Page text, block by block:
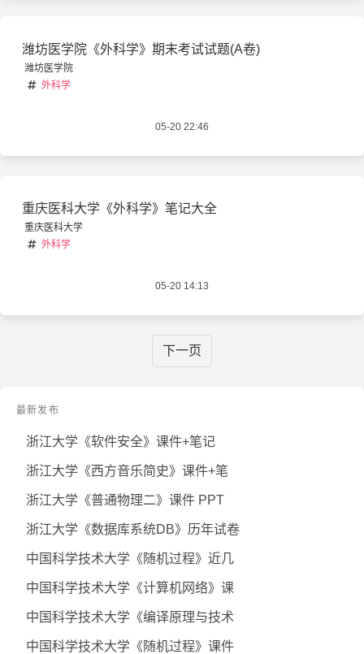
潍坊医学院《外科学》期末考试试题(A卷)
潍坊医学院
外科学
05-20 22:46
重庆医科大学《外科学》笔记大全
重庆医科大学
外科学
05-20 14:13
下一页
最新发布
浙江大学《软件安全》课件+笔记
浙江大学《西方音乐简史》课件+笔
浙江大学《普通物理二》课件 PPT
浙江大学《数据库系统DB》历年试卷
中国科学技术大学《随机过程》近几
中国科学技术大学《计算机网络》课
中国科学技术大学《编译原理与技术
中国科学技术大学《随机过程》课件